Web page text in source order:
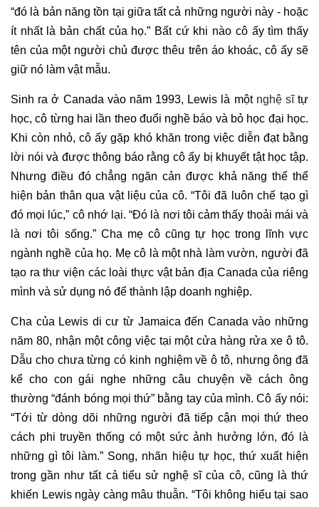
“đó là bản năng tồn tại giữa tất cả những người này - hoặc
ít nhất là bản chất của họ.” Bất cứ khi nào cô ấy tìm thấy
tên của một người chủ được thêu trên áo khoác, cô ấy sẽ
giữ nó làm vật mẫu.
Sinh ra ở Canada vào năm 1993, Lewis là một nghệ sĩtự
học, cô từng hai lần theo đuổi nghề báo và bỏ học đại học.
Khi còn nhỏ, cô ấy gặp khó khăn trong việc diễn đạt bằng
lời nói và được thông báo rằng cô ấy bị khuyết tật học tập.
Nhưng điều đó chẳng ngăn cản được khả năng thể thể
hiện bản thân qua vật liệu của cô. “Tôi đã luôn chế tạo gì
đó mọi lúc,” cô nhớ lại. “Đó là nơi tôi cảm thấy thoải mái và
là nơi tôi sống.” Cha mẹ cô cũng tự học trong lĩnh vực
ngành nghề của họ. Mẹ cô là một nhà làm vườn, người đã
tạo ra thư viện các loài thực vật bản địa Canada của riêng
mình và sử dụng nó để thành lập doanh nghiệp.
Cha của Lewis di cư từ Jamaica đến Canada vào những
năm 80, nhận một công việc tại một cửa hàng rửa xe ô tô.
Dẫu cho chưa từng có kinh nghiệm về ô tô, nhưng ông đã
kể cho con gái nghe những câu chuyện về cách ông
thường “đánh bóng mọi thứ” bằng tay của mình. Cô ấy nói:
“Tới từ dòng dõi những người đã tiếp cận mọi thứ theo
cách phi truyền thống có một sức ảnh hưởng lớn, đó là
những gì tôi làm.” Song, nhãn hiệu tự học, thứ xuất hiện
trong gần như tất cả tiểu sử nghệ sĩ của cô, cũng là thứ
khiến Lewis ngày càng mâu thuẫn. “Tôi không hiểu tại sao